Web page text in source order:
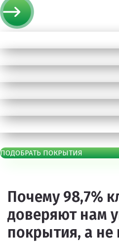
ПОДОБРАТЬ ПОКРЫТИЯ
Почему 98,7%
доверяют нам
покрытия, а не